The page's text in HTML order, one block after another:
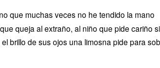
que muchas veces no he tendido la mano
queja al extraño, al niño que pide cariño
brillo de sus ojos una limosna pide para